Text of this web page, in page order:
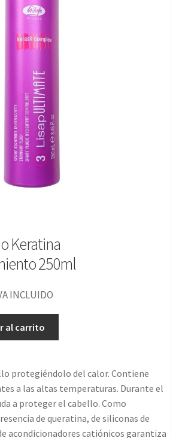
Keratina
250ml
INCLUIDO
al carrito
protegiéndolo del calor. Contiene
a las altas temperaturas. Durante el
a proteger el cabello. Como
de queratina, de siliconas de
acondicionadores catiónicos garantiza